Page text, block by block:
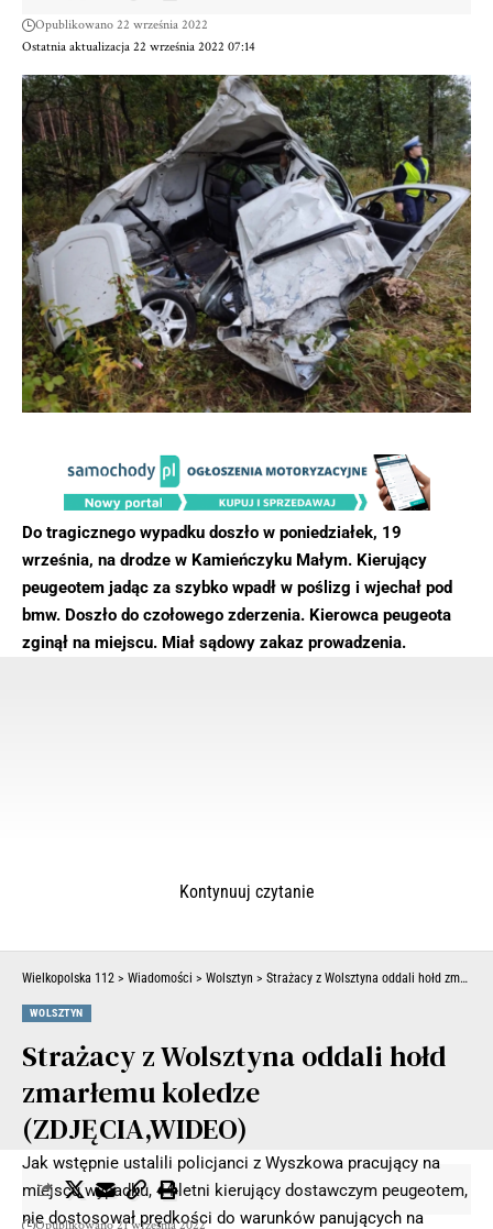
Ostatnia aktualizacja 22 września 2022 07:14
Opublikowano 22 września 2022
Do tragicznego wypadku doszło w poniedziałek, 19
września, na drodze w Kamieńczyku Małym. Kierujący
peugeotem jadąc za szybko wpadł w poślizg i wjechał pod
bmw. Doszło do czołowego zderzenia. Kierowca peugeota
zginął na miejscu. Miał sądowy zakaz prowadzenia.
Jak wstępnie ustalili policjanci z Wyszkowa pracujący na
miejscu wypadku, 44-letni kierujący dostawczym peugeotem,
nie dostosował prędkości do warunków panujących na
Kontynuuj czytanie
Wielkopolska 112 > Wiadomości > Wolsztyn > Strażacy z Wolsztyna oddali hołd zmarłemu koledze (ZDJĘCIA,WIDEO)
WOLSZTYN
Strażacy z Wolsztyna oddali hołd
zmarłemu koledze
(ZDJĘCIA,WIDEO)
Opublikowano 21 września 2022